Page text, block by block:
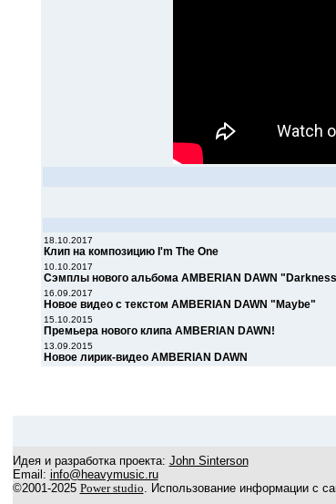
18.10.2017
Клип на композицию I'm The One
10.10.2017
Сэмплы нового альбома AMBERIAN DAWN
16.09.2017
Новое видео с текстом AMBERIAN DAWN "Maybe"
15.10.2015
Премьера нового клипа AMBERIAN DAWN!
13.09.2015
Новое лирик-видео AMBERIAN DAWN
Идея и разработка проекта: John Sinterson
Email: info@heavymusic.ru
©2001-2025 Power studio. Использование информации с